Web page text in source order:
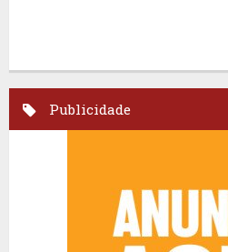
Publicidade